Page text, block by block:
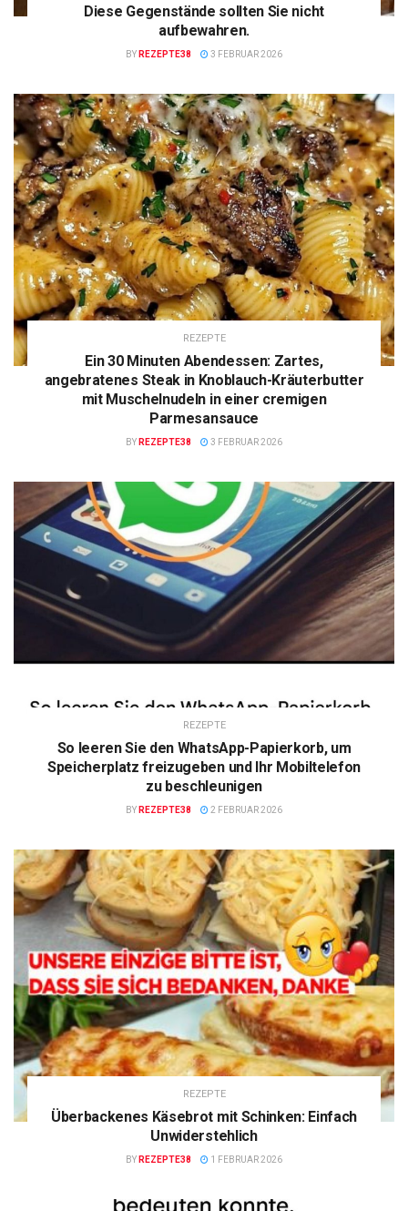
Diese Gegenstände sollten Sie nicht
aufbewahren.
BY REZEPTE38 3 FEBRUAR 2026
REZEPTE
Ein 30 Minuten Abendessen: Zartes,
angebratenes Steak in Knoblauch-Kräuterbutter
mit Muschelnudeln in einer cremigen
Parmesansauce
BY REZEPTE38 3 FEBRUAR 2026
REZEPTE
So leeren Sie den WhatsApp-Papierkorb, um
Speicherplatz freizugeben und Ihr Mobiltelefon
zu beschleunigen
BY REZEPTE38 2 FEBRUAR 2026
REZEPTE
Überbackenes Käsebrot mit Schinken: Einfach
Unwiderstehlich
BY REZEPTE38 1 FEBRUAR 2026